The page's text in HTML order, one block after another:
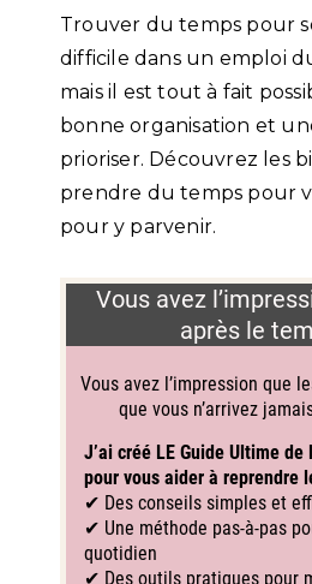
Trouver du temps pour
difficile dans un emploi
mais il est tout à fait
bonne organisation et
prioriser. Découvrez les
prendre du temps pour
pour y parvenir.